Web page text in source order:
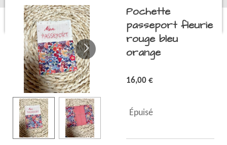
Pochette
passeport fleurie
rouge bleu
orange
16,00 €
Épuisé